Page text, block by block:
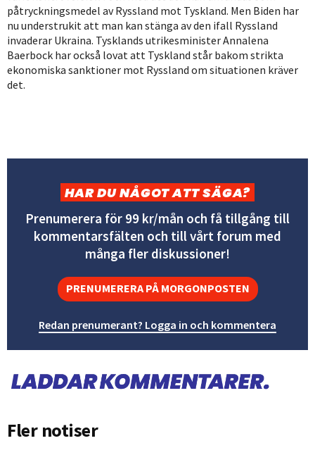
påtryckningsmedel av Ryssland mot Tyskland. Men Biden har
nu understrukit att man kan stänga av den ifall Ryssland
invaderar Ukraina. Tysklands utrikesminister Annalena
Baerbock har också lovat att Tyskland står bakom strikta
ekonomiska sanktioner mot Ryssland om situationen kräver
det.
HAR DU NÅGOT ATT SÄGA?
Prenumerera för 99 kr/mån och få tillgång till
kommentarsfälten och till vårt forum med
många fler diskussioner!
PRENUMERERA PÅ MORGONPOSTEN
Redan prenumerant? Logga in och kommentera
Fler notiser